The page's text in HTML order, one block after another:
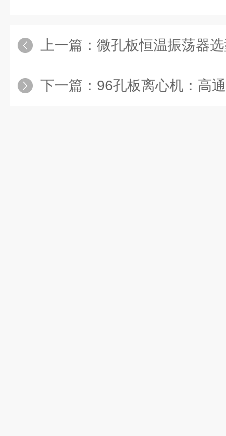
上一篇： 微孔板恒温振荡器
下一篇： 96孔板离心机：高